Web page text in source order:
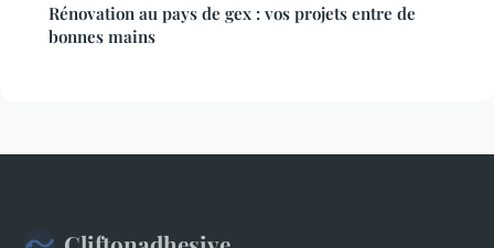
Rénovation au pays de gex : vos projets entre de
bonnes mains